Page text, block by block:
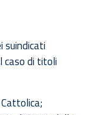
suindicati
caso di titoli